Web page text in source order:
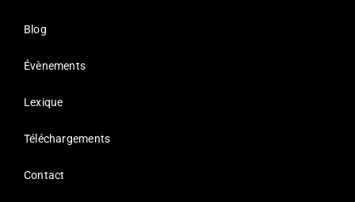
Blog
Évènements
Lexique
Téléchargements
Contact